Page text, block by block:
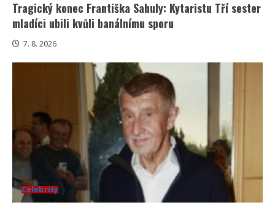
Tragický konec Františka Sahuly: Kytaristu Tří sester
mladíci ubili kvůli banálnímu sporu
7. 8. 2026
Celebrity